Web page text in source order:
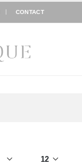
CONTACT